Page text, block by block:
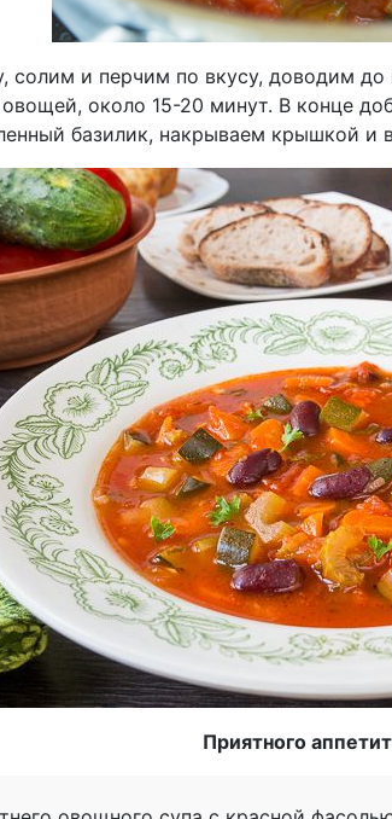
солим и перчим по вкусу, доводим
около 15-20 минут. В конце
базилик, накрываем крышкой
Приятного